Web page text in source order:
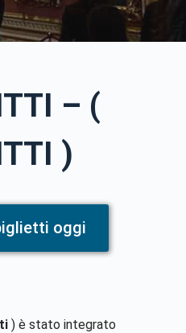
– (
)
oggi
) è stato integrato